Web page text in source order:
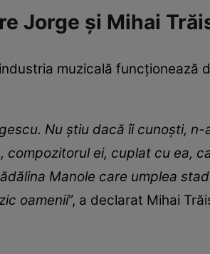
Jorge și Mihai
muzicală funcționează
Nu știu dacă îi cunoști, n-
ei, cuplat cu ea,
Manole care umplea
oamenii”, a declarat Mihai